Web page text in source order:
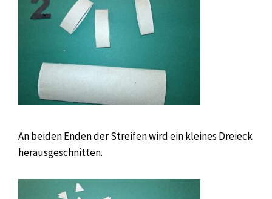
An beiden Enden der Streifen wird ein kleines Dreieck
herausgeschnitten.